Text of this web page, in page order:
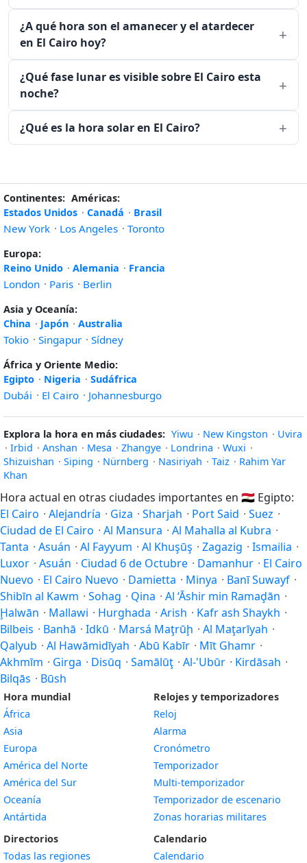
¿A qué hora son el amanecer y el atardecer
en El Cairo hoy?
¿Qué fase lunar es visible sobre El Cairo esta
noche?
¿Qué es la hora solar en El Cairo?
Continentes: Américas:
Estados Unidos · Canadá · Brasil
New York · Los Angeles · Toronto
Europa:
Reino Unido · Alemania · Francia
London · Paris · Berlin
Asia y Oceanía:
China · Japón · Australia
Tokio · Singapur · Sídney
África y Oriente Medio:
Egipto · Nigeria · Sudáfrica
Dubái · El Cairo · Johannesburgo
Explora la hora en más ciudades: Yiwu · New Kingston · Uvira
· Irbid · Anshan · Mesa · Zhangye · Londrina · Wuxi ·
Shizuishan · Siping · Nürnberg · Nasiriyah · Taiz · Rahim Yar
Khan
Hora actual en otras ciudades importantes en 🇪🇬 Egipto:
El Cairo · Alejandría · Giza · Sharjah · Port Said · Suez ·
Ciudad de El Cairo · Al Mansura · Al Mahalla al Kubra ·
Tanta · Asuán · Al Fayyum · Al Khuşūş · Zagazig · Ismailia ·
Luxor · Asuán · Ciudad 6 de Octubre · Damanhur · El Cairo
Nuevo · El Cairo Nuevo · Damietta · Minya · Banī Suwayf ·
Shibīn al Kawm · Sohag · Qina · Al ‘Āshir min Ramaḑān ·
Ḩalwān · Mallawi · Hurghada · Arish · Kafr ash Shaykh ·
Bilbeis · Banhā · Idkū · Marsá Maţrūḩ · Al Maţarīyah ·
Qalyub · Al Hawāmidīyah · Abū Kabīr · Mīt Ghamr ·
Akhmīm · Girga · Disūq · Samālūţ · Al-'Ubūr · Kirdāsah ·
Bilqās · Būsh
Hora mundial
África
Asia
Europa
América del Norte
América del Sur
Oceanía
Antártida
Directorios
Todas las regiones
Relojes y temporizadores
Reloj
Alarma
Cronómetro
Temporizador
Multi-temporizador
Temporizador de escenario
Zonas horarias militares
Calendario
Calendario